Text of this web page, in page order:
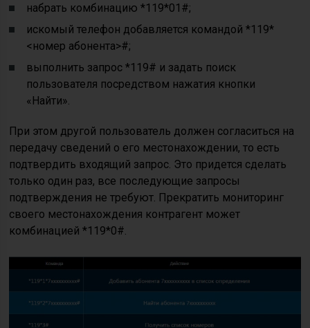
набрать комбинацию *119*01#;
искомый телефон добавляется командой *119*
<номер абонента>#;
выполнить запрос *119# и задать поиск
пользователя посредством нажатия кнопки
«Найти».
При этом другой пользователь должен согласиться на
передачу сведений о его местонахождении, то есть
подтвердить входящий запрос. Это придется сделать
только один раз, все последующие запросы
подтверждения не требуют. Прекратить мониторинг
своего местонахождения контрагент может
комбинацией *119*0#.